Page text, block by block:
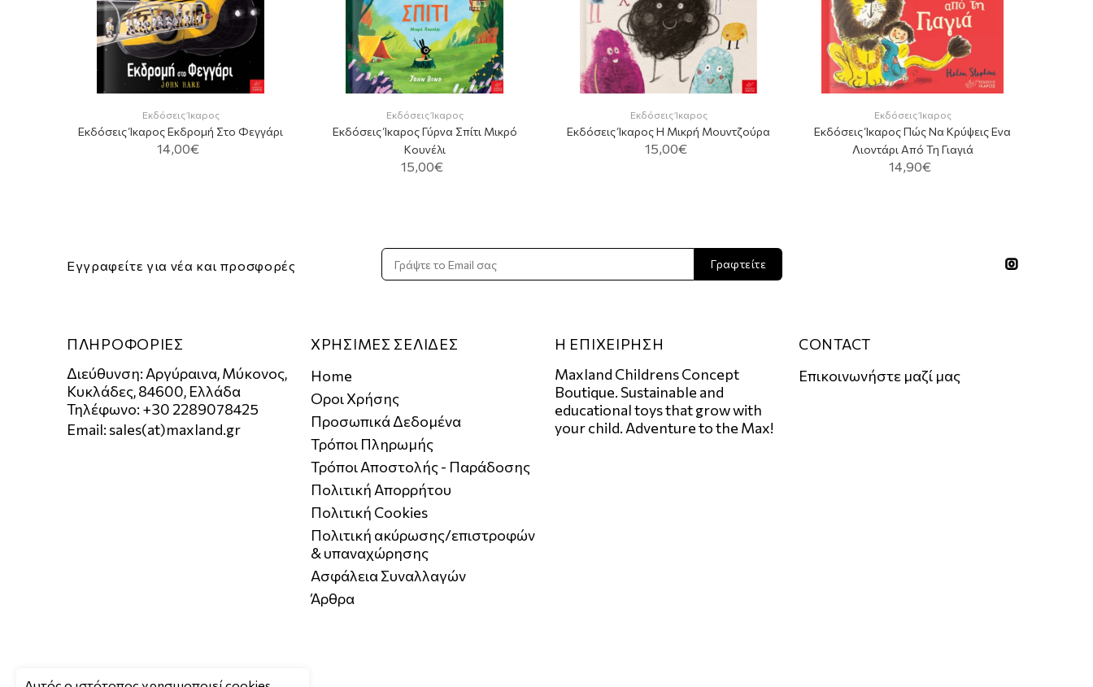
Εκδόσεις Ίκαρος
Εκδόσεις Ίκαρος Εκδρομή Στο Φεγγάρι
14,00€
Εκδόσεις Ίκαρος
Εκδόσεις Ίκαρος Γύρνα Σπίτι Μικρό
Κουνέλι
15,00€
Εκδόσεις Ίκαρος
Εκδόσεις Ίκαρος Η Μικρή Μουντζούρα
15,00€
Εκδόσεις Ίκαρος
Εκδόσεις Ίκαρος Πώς Να Κρύψεις Ενα
Λιοντάρι Από Τη Γιαγιά
14,90€
Εγγραφείτε για νέα και προσφορές Γραφτείτε
ΠΛΗΡΟΦΟΡΙΕΣ
Διεύθυνση: Αργύραινα, Μύκονος,
Κυκλάδες, 84600, Ελλάδα
Τηλέφωνο: +30 2289078425
Email: sales(at)maxland.gr
ΧΡΗΣΙΜΕΣ ΣΕΛΙΔΕΣ
Home
Οροι Χρήσης
Προσωπικά Δεδομένα
Τρόποι Πληρωμής
Τρόποι Αποστολής - Παράδοσης
Πολιτική Απορρήτου
Πολιτική Cookies
Πολιτική ακύρωσης/επιστροφών
& υπαναχώρησης
Ασφάλεια Συναλλαγών
Άρθρα
Η ΕΠΙΧΕΙΡΗΣΗ
Maxland Childrens Concept
Boutique. Sustainable and
educational toys that grow with
your child. Adventure to the Max!
CONTACT
Επικοινωνήστε μαζί μας